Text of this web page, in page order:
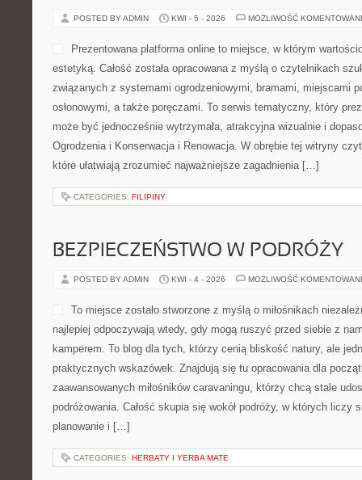
POSTED BY ADMIN KWI - 5 - 2026 MOŻLIWOŚĆ
Prezentowana platforma online to miejsce, w którym
estetyką. Całość została opracowana z myślą o czytelnikach
związanych z systemami ogrodzeniowymi, bramami, miejscami
osłonowymi, a także poręczami. To serwis tematyczny, który
może być jednocześnie wytrzymała, atrakcyjna wizualnie i
Ogrodzenia i Konserwacja i Renowacja. W obrębie tej witryny
które ułatwiają zrozumieć najważniejsze zagadnienia […]
CATEGORIES: FILIPINY
BEZPIECZEŃSTWO W PODRÓŻY
POSTED BY ADMIN KWI - 4 - 2026 MOŻLIWOŚĆ
To miejsce zostało stworzone z myślą o miłośnikach
najlepiej odpoczywają wtedy, gdy mogą ruszyć przed siebie z
kamperem. To blog dla tych, którzy cenią bliskość natury, ale
praktycznych wskazówek. Znajdują się tu opracowania dla
zaawansowanych miłośników caravaningu, którzy chcą stale
podróżowania. Całość skupia się wokół podróży, w których liczy
planowanie i […]
CATEGORIES: HERBATY I YERBA MATE